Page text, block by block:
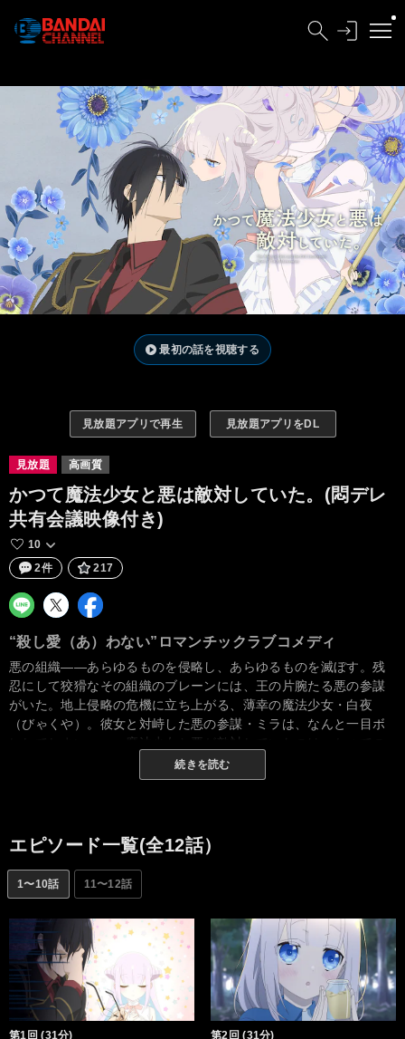
最初の話を視聴する
見放題アプリで再生 見放題アプリをDL
見放題 高画質
かつて魔法少女と悪は敵対していた。(悶デレ
共有会議映像付き)
10
2件
217
“殺し愛（あ）わない”ロマンチックラブコメディ
悪の組織――あらゆるものを侵略し、あらゆるものを滅ぼす。残
忍にして狡猾なその組織のブレーンには、王の片腕たる悪の参謀
がいた。地上侵略の危機に立ち上がる、薄幸の魔法少女・白夜
（びゃくや）。彼女と対峙した悪の参謀・ミラは、なんと一目ボ
レしてしまい……。魔法少女と悪が敵対していたのは、かつての
話。殺し愛（あ）わない、ふたりの行く末は――？
続きを読む
エピソード一覧(全12話）
1〜10話 11〜12話
第1回 (31分)
第2回 (31分)